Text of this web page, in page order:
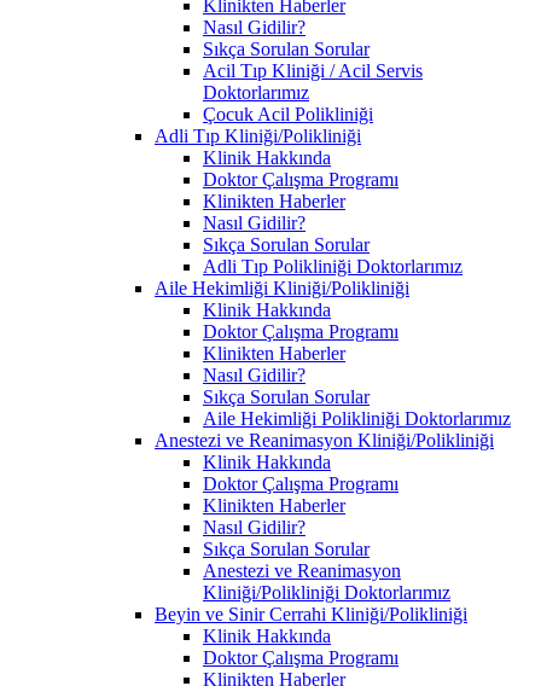
Klinikten Haberler
Nasıl Gidilir?
Sıkça Sorulan Sorular
Acil Tıp Kliniği / Acil Servis
Doktorlarımız
Çocuk Acil Polikliniği
Adli Tıp Kliniği/Polikliniği
Klinik Hakkında
Doktor Çalışma Programı
Klinikten Haberler
Nasıl Gidilir?
Sıkça Sorulan Sorular
Adli Tıp Polikliniği Doktorlarımız
Aile Hekimliği Kliniği/Polikliniği
Klinik Hakkında
Doktor Çalışma Programı
Klinikten Haberler
Nasıl Gidilir?
Sıkça Sorulan Sorular
Aile Hekimliği Polikliniği Doktorlarımız
Anestezi ve Reanimasyon Kliniği/Polikliniği
Klinik Hakkında
Doktor Çalışma Programı
Klinikten Haberler
Nasıl Gidilir?
Sıkça Sorulan Sorular
Anestezi ve Reanimasyon
Kliniği/Polikliniği Doktorlarımız
Beyin ve Sinir Cerrahi Kliniği/Polikliniği
Klinik Hakkında
Doktor Çalışma Programı
Klinikten Haberler